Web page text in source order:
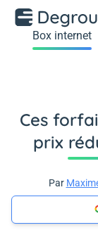
Box internet
Ces
prix
Par